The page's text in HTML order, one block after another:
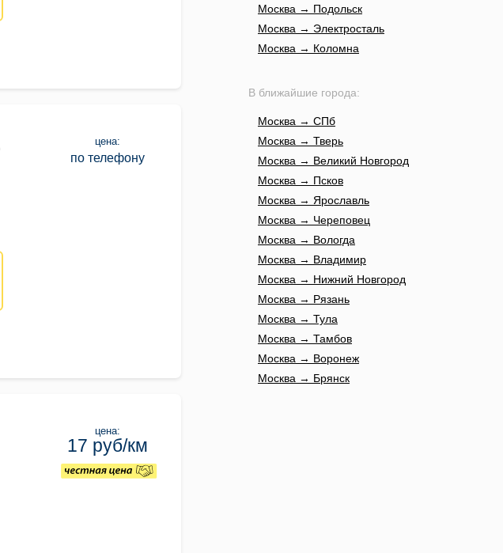
цена:
по телефону
цена:
17 руб/км
Москва → Подольск
Москва → Электросталь
Москва → Коломна
В ближайшие города:
Москва → СПб
Москва → Тверь
Москва → Великий Новгород
Москва → Псков
Москва → Ярославль
Москва → Череповец
Москва → Вологда
Москва → Владимир
Москва → Нижний Новгород
Москва → Рязань
Москва → Тула
Москва → Тамбов
Москва → Воронеж
Москва → Брянск